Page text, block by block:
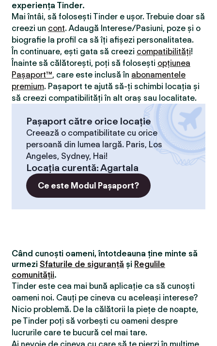
experiența Tinder.
Mai întâi, să folosești Tinder e ușor. Trebuie doar să
creezi un cont. Adaugă Interese/Pasiuni, poze și o
biografie la profil ca să îți afișezi personalitatea.
În continuare, ești gata să creezi compatibilităţi!
Înainte să călătorești, poți să folosești opțiunea
Pașaport™, care este inclusă în abonamentele
premium. Pașaport te ajută să-ți schimbi locația și
să creezi compatibilităţi în alt oraș sau localitate.
Pașaport către orice locație
Creează o compatibilitate cu orice
persoană din lumea largă. Paris, Los
Angeles, Sydney, Hai!
Locaţia curentă:Agartala
Ce este Modul Pașaport?
Când cunoști oameni, întotdeauna ține minte să
urmezi Sfaturile de siguranță și Regulile
comunității.
Tinder este cea mai bună aplicație ca să cunoști
oameni noi. Cauți pe cineva cu aceleași interese?
Nicio problemă. De la călătorii la piețe de noapte,
pe Tinder poți să vorbești cu oameni despre
lucrurile care te bucură cel mai tare.
Ai nevoie de cineva cu care să te pierzi în mulțime